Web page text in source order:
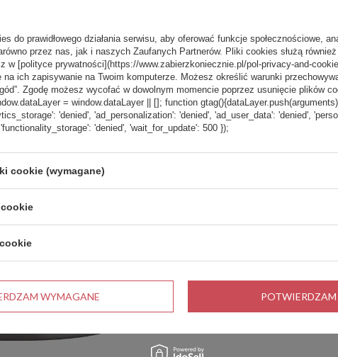
do prawidłowego działania serwisu, aby oferować funkcje społecznościowe,
przez nas, jak i naszych Zaufanych Partnerów. Pliki cookies służą
w [polityce prywatności](https://www.zabierzkoniecznie.pl/pol-privacy-and-
na ich zapisywanie na Twoim komputerze. Możesz określić warunki
Zgodę możesz wycofać w dowolnym momencie poprzez usunięcie plików
= window.dataLayer || []; function
'denied', 'ad_personalization': 'denied', 'ad_user_data': 'denied',
'denied', 'wait_for_update': 500 });
cookie (wymagane)
WYMAGANE